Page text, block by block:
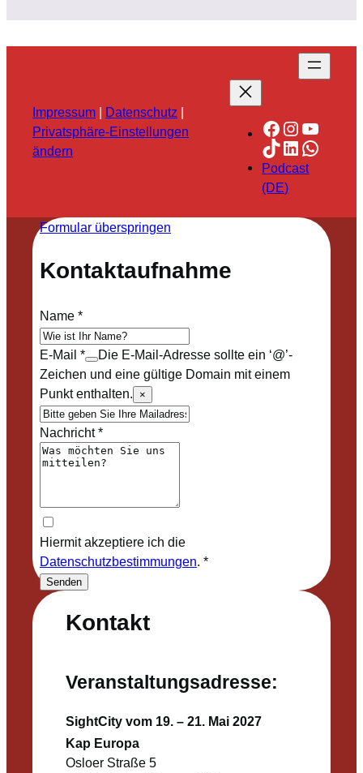
Impressum Datenschutz
Privatsphäre-Einstellungen
ändern
Facebook
TikTok
LinkedIn
Podcast
(DE)
Kontakt
Veranstaltungsadresse:
SightCity vom 19. – 21. Mai 2027
Kap Europa
Osloer Straße 5
Formular überspringen
Kontaktaufnahme
Name*
E-Mail *
Die E-Mail-Adresse sollte ein ‘@’-
Zeichen und eine gültige Domain mit einem
Punkt enthalten.
×
Nachricht*
Hiermit akzeptiere ich die
Datenschutzbestimmungen. *
Senden